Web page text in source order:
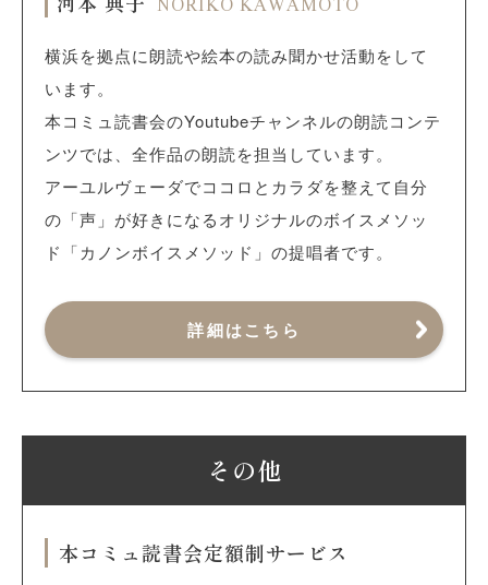
横浜を拠点に朗読や絵本の読み聞かせ活動をして
います。
本コミュ読書会のYoutubeチャンネルの朗読コンテ
ンツでは、全作品の朗読を担当しています。
アーユルヴェーダでココロとカラダを整えて自分
の「声」が好きになるオリジナルのボイスメソッ
ド「カノンボイスメソッド」の提唱者です。
詳細はこちら
その他
本コミュ読書会定額制サービス